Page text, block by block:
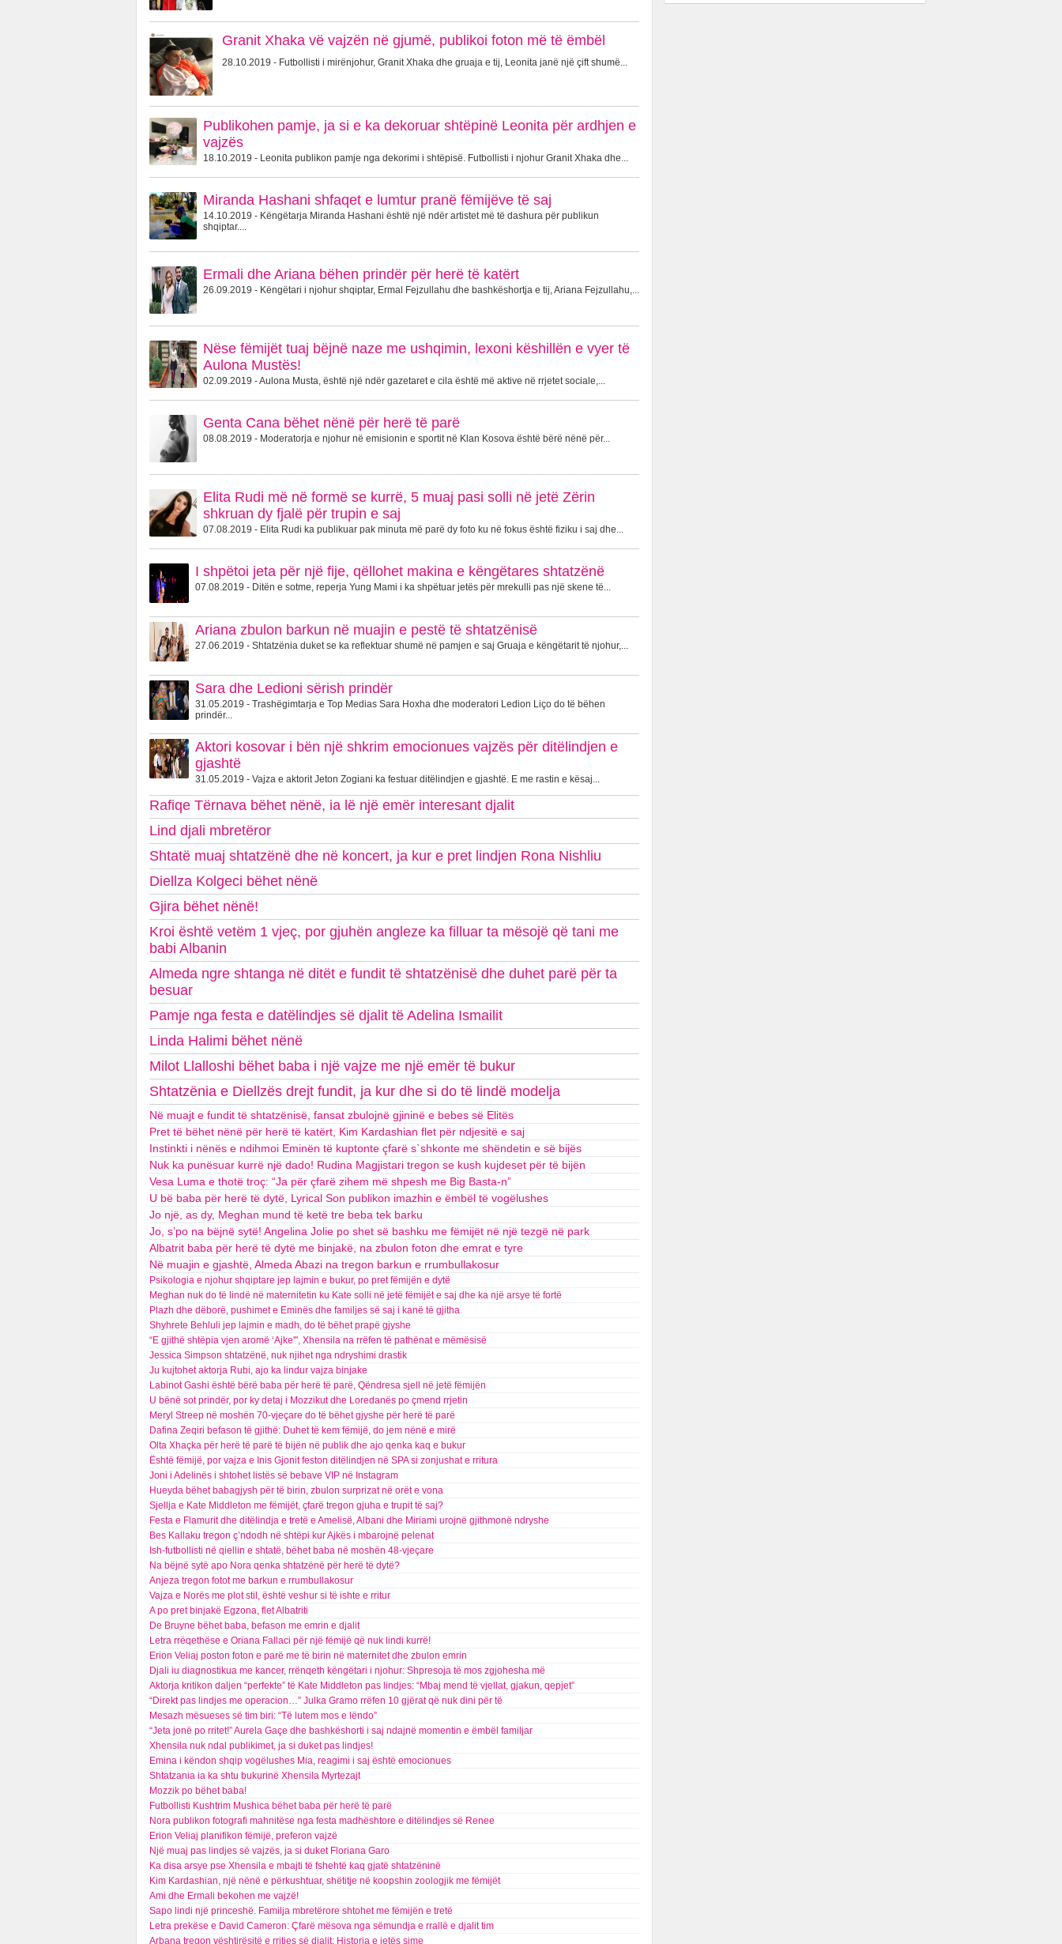
Granit Xhaka vë vajzën në gjumë, publikoi foton më të ëmbël
28.10.2019 - Futbollisti i mirënjohur, Granit Xhaka dhe gruaja e tij, Leonita janë një çift shumë...
Publikohen pamje, ja si e ka dekoruar shtëpinë Leonita për ardhjen e
vajzës
18.10.2019 - Leonita publikon pamje nga dekorimi i shtëpisë. Futbollisti i njohur Granit Xhaka dhe...
Miranda Hashani shfaqet e lumtur pranë fëmijëve të saj
14.10.2019 - Këngëtarja Miranda Hashani është një ndër artistet më të dashura për publikun
shqiptar....
Ermali dhe Ariana bëhen prindër për herë të katërt
26.09.2019 - Këngëtari i njohur shqiptar, Ermal Fejzullahu dhe bashkëshortja e tij, Ariana Fejzullahu,...
Nëse fëmijët tuaj bëjnë naze me ushqimin, lexoni këshillën e vyer të
Aulona Mustës!
02.09.2019 - Aulona Musta, është një ndër gazetaret e cila është më aktive në rrjetet sociale,...
Genta Cana bëhet nënë për herë të parë
08.08.2019 - Moderatorja e njohur në emisionin e sportit në Klan Kosova është bërë nënë për...
Elita Rudi më në formë se kurrë, 5 muaj pasi solli në jetë Zërin
shkruan dy fjalë për trupin e saj
07.08.2019 - Elita Rudi ka publikuar pak minuta më parë dy foto ku në fokus është fiziku i saj dhe...
I shpëtoi jeta për një fije, qëllohet makina e këngëtares shtatzënë
07.08.2019 - Ditën e sotme, reperja Yung Mami i ka shpëtuar jetës për mrekulli pas një skene të...
Ariana zbulon barkun në muajin e pestë të shtatzënisë
27.06.2019 - Shtatzënia duket se ka reflektuar shumë në pamjen e saj Gruaja e këngëtarit të njohur,...
Sara dhe Ledioni sërish prindër
31.05.2019 - Trashëgimtarja e Top Medias Sara Hoxha dhe moderatori Ledion Liço do të bëhen
prindër...
Aktori kosovar i bën një shkrim emocionues vajzës për ditëlindjen e
gjashtë
31.05.2019 - Vajza e aktorit Jeton Zogiani ka festuar ditëlindjen e gjashtë. E me rastin e kësaj...
Rafiqe Tërnava bëhet nënë, ia lë një emër interesant djalit
Lind djali mbretëror
Shtatë muaj shtatzënë dhe në koncert, ja kur e pret lindjen Rona Nishliu
Diellza Kolgeci bëhet nënë
Gjira bëhet nënë!
Kroi është vetëm 1 vjeç, por gjuhën angleze ka filluar ta mësojë që tani me
babi Albanin
Almeda ngre shtanga në ditët e fundit të shtatzënisë dhe duhet parë për ta
besuar
Pamje nga festa e datëlindjes së djalit të Adelina Ismailit
Linda Halimi bëhet nënë
Milot Llalloshi bëhet baba i një vajze me një emër të bukur
Shtatzënia e Diellzës drejt fundit, ja kur dhe si do të lindë modelja
Në muajt e fundit të shtatzënisë, fansat zbulojnë gjininë e bebes së Elitës
Pret të bëhet nënë për herë të katërt, Kim Kardashian flet për ndjesitë e saj
Instinkti i nënës e ndihmoi Eminën të kuptonte çfarë s`shkonte me shëndetin e së bijës
Nuk ka punësuar kurrë një dado! Rudina Magjistari tregon se kush kujdeset për të bijën
Vesa Luma e thotë troç: “Ja për çfarë zihem më shpesh me Big Basta-n”
U bë baba për herë të dytë, Lyrical Son publikon imazhin e ëmbël të vogëlushes
Jo një, as dy, Meghan mund të ketë tre beba tek barku
Jo, s’po na bëjnë sytë! Angelina Jolie po shet së bashku me fëmijët në një tezgë në park
Albatrit baba për herë të dytë me binjakë, na zbulon foton dhe emrat e tyre
Në muajin e gjashtë, Almeda Abazi na tregon barkun e rrumbullakosur
Psikologia e njohur shqiptare jep lajmin e bukur, po pret fëmijën e dytë
Meghan nuk do të lindë në maternitetin ku Kate solli në jetë fëmijët e saj dhe ka një arsye të fortë
Plazh dhe dëborë, pushimet e Eminës dhe familjes së saj i kanë të gjitha
Shyhrete Behluli jep lajmin e madh, do të bëhet prapë gjyshe
“E gjithë shtëpia vjen aromë ‘Ajke'", Xhensila na rrëfen të pathënat e mëmësisë
Jessica Simpson shtatzënë, nuk njihet nga ndryshimi drastik
Ju kujtohet aktorja Rubi, ajo ka lindur vajza binjake
Labinot Gashi është bërë baba për herë të parë, Qëndresa sjell në jetë fëmijën
U bënë sot prindër, por ky detaj i Mozzikut dhe Loredanës po çmend rrjetin
Meryl Streep në moshën 70-vjeçare do të bëhet gjyshe për herë të parë
Dafina Zeqiri befason të gjithë: Duhet të kem fëmijë, do jem nënë e mirë
Olta Xhaçka për herë të parë të bijën në publik dhe ajo qenka kaq e bukur
Është fëmijë, por vajza e Inis Gjonit feston ditëlindjen në SPA si zonjushat e rritura
Joni i Adelinës i shtohet listës së bebave VIP në Instagram
Hueyda bëhet babagjysh për të birin, zbulon surprizat në orët e vona
Sjellja e Kate Middleton me fëmijët, çfarë tregon gjuha e trupit të saj?
Festa e Flamurit dhe ditëlindja e tretë e Amelisë, Albani dhe Miriami urojnë gjithmonë ndryshe
Bes Kallaku tregon ç’ndodh në shtëpi kur Ajkës i mbarojnë pelenat
Ish-futbollisti në qiellin e shtatë, bëhet baba në moshën 48-vjeçare
Na bëjnë sytë apo Nora qenka shtatzënë për herë të dytë?
Anjeza tregon fotot me barkun e rrumbullakosur
Vajza e Norës me plot stil, është veshur si të ishte e rritur
A po pret binjakë Egzona, flet Albatriti
De Bruyne bëhet baba, befason me emrin e djalit
Letra rrëqethëse e Oriana Fallaci për një fëmijë që nuk lindi kurrë!
Erion Veliaj poston foton e parë me të birin në maternitet dhe zbulon emrin
Djali iu diagnostikua me kancer, rrënqeth këngëtari i njohur: Shpresoja të mos zgjohesha më
Aktorja kritikon daljen “perfekte” të Kate Middleton pas lindjes: “Mbaj mend të vjellat, gjakun, qepjet”
“Direkt pas lindjes me operacion…” Julka Gramo rrëfen 10 gjërat që nuk dini për të
Mesazh mësueses së tim biri: “Të lutem mos e lëndo”
“Jeta jonë po rritet!” Aurela Gaçe dhe bashkëshorti i saj ndajnë momentin e ëmbël familjar
Xhensila nuk ndal publikimet, ja si duket pas lindjes!
Emina i këndon shqip vogëlushes Mia, reagimi i saj është emocionues
Shtatzania ia ka shtu bukurinë Xhensila Myrtezajt
Mozzik po bëhet baba!
Futbollisti Kushtrim Mushica bëhet baba për herë të parë
Nora publikon fotografi mahnitëse nga festa madhështore e ditëlindjes së Renee
Erion Veliaj planifikon fëmijë, preferon vajzë
Një muaj pas lindjes së vajzës, ja si duket Floriana Garo
Ka disa arsye pse Xhensila e mbajti të fshehtë kaq gjatë shtatzëninë
Kim Kardashian, një nënë e përkushtuar, shëtitje në koopshin zoologjik me fëmijët
Ami dhe Ermali bekohen me vajzë!
Sapo lindi një princeshë. Familja mbretërore shtohet me fëmijën e tretë
Letra prekëse e David Cameron: Çfarë mësova nga sëmundja e rrallë e djalit tim
Arbana tregon vështirësitë e rritjes së djalit: Historia e jetës sime